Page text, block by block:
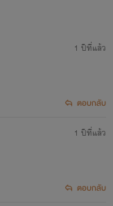
1 ปีที่แล้ว
ตอบกลับ
1 ปีที่แล้ว
ตอบกลับ